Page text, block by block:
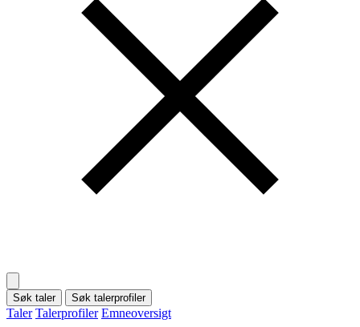
Søk taler Søk talerprofiler
Taler Talerprofiler Emneoversigt